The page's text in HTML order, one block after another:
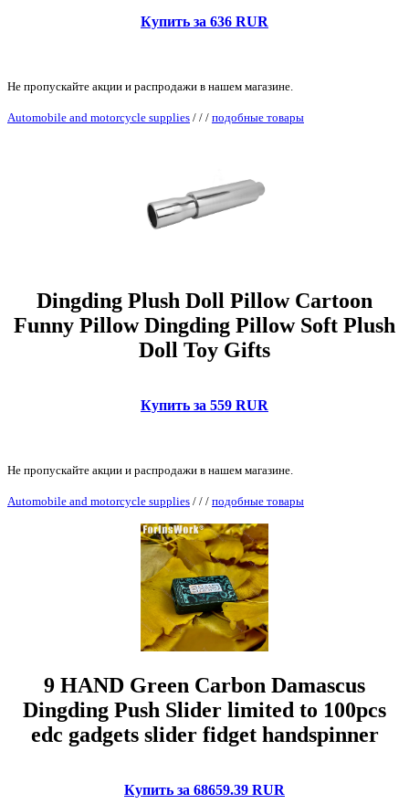
Купить за 636 RUR
Не пропускайте акции и распродажи в нашем магазине.
Automobile and motorcycle supplies / / / подобные товары
Dingding Plush Doll Pillow Cartoon
Funny Pillow Dingding Pillow Soft Plush
Doll Toy Gifts
Купить за 559 RUR
Не пропускайте акции и распродажи в нашем магазине.
Automobile and motorcycle supplies / / / подобные товары
9 HAND Green Carbon Damascus
Dingding Push Slider limited to 100pcs
edc gadgets slider fidget handspinner
Купить за 68659.39 RUR